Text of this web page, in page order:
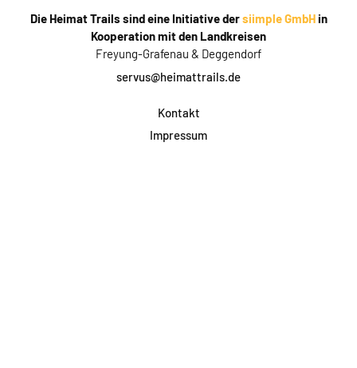
Die Heimat Trails sind eine Initiative dersiimple GmbHin
Kooperation mit den Landkreisen
Freyung-Grafenau & Deggendorf
servus@heimattrails.de
Kontakt
Impressum